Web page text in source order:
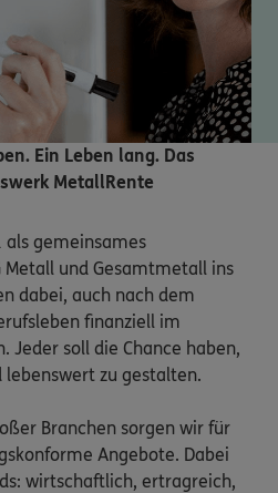
Ein Leben lang. Das
MetallRente
als gemeinsames
Metall und Gesamtmetall ins
dabei, auch nach dem
finanziell im
Jeder soll die Chance haben,
lebenswert zu gestalten.
Angebote. Dabei
wirtschaftlich, ertragreich,